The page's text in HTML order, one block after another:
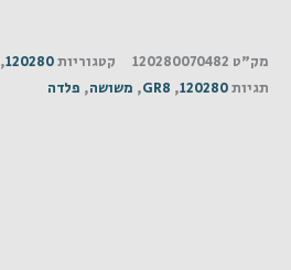
מק"ט 120280070482 קטגוריות120280
,
תגיות120280
,
GR8
, משושה, פלדה